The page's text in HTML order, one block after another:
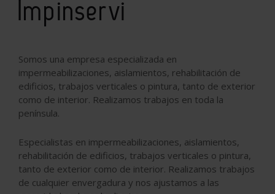
Impinservi
Somos una empresa especializada en
impermeabilizaciones, aislamientos, rehabilitación de
edificios, trabajos verticales o pintura, tanto de exterior
como de interior. Realizamos trabajos en toda la
península.
Especialistas en impermeabilizaciones, aislamientos,
rehabilitación de edificios, trabajos verticales o pintura,
tanto de exterior como de interior. Realizamos trabajos
de cualquier envergadura y nos ajustamos a las